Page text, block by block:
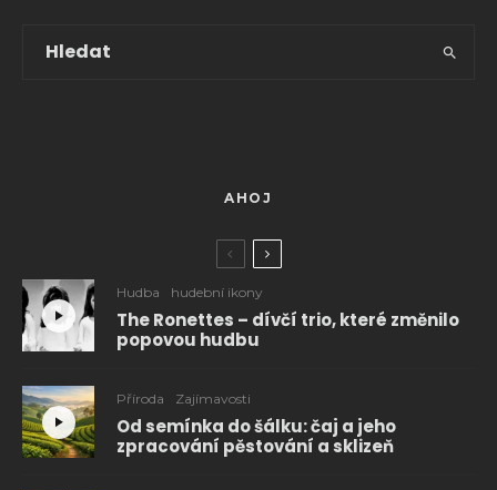
AHOJ
Hudba hudební ikony
The Ronettes – dívčí trio, které změnilo
popovou hudbu
Příroda Zajímavosti
Od semínka do šálku: čaj a jeho
zpracování pěstování a sklizeň